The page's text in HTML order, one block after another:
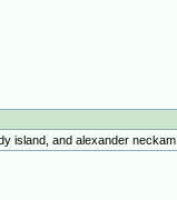
island, and alexander neckam